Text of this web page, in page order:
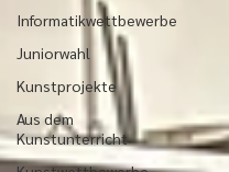
Informatikwettbewerbe
Juniorwahl
Kunstprojekte
Aus dem
Kunstunterricht